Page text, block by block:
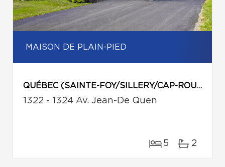
MAISON DE PLAIN-PIED
QUÉBEC (SAINTE-FOY/SILLERY/CAP-ROUGE)
1322 - 1324 Av. Jean-De Quen
5 2